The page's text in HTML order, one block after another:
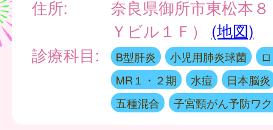
住所:
奈良県御所市東松本
Ｙビル１Ｆ） (地図)
診療科目:
B型肝炎 小児用肺炎球菌
MR１・２期
水痘
日本脳炎
五種混合
子宮頸がん予防ワ